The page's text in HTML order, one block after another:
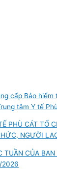
cấp Bảo
tâm Y tế
PHÙ CÁT TỔ
NGƯỜI
TUẦN CỦA
2026